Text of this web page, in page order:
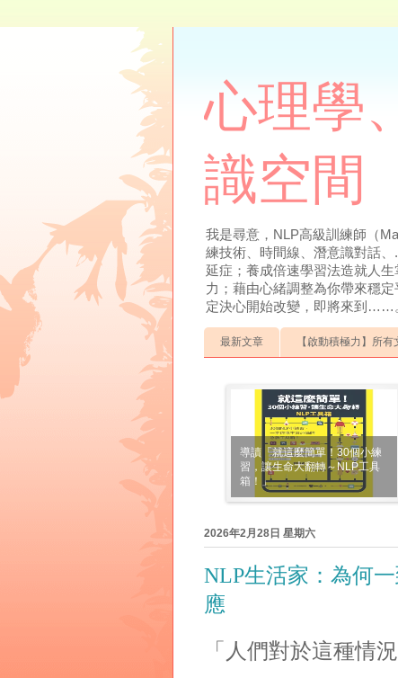
心理學
識空間
我是尋意，NLP高級訓練師（
練技術、時間線、潛意識對話
延症；養成倍速學習法造就人
力；藉由心緒調整為你帶來穩
定決心開始改變，即將來到……
最新文章 【啟動積極力】所有
導讀「就這麼簡單！30個小練
習，讓生命大翻轉～NLP工具
箱！」
2026年2月28日 星期六
NLP生活家：為何
應
「人們對於這種情況